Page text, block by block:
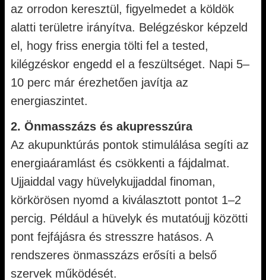
az orrodon keresztül, figyelmedet a köldök
alatti területre irányítva. Belégzéskor képzeld
el, hogy friss energia tölti fel a tested,
kilégzéskor engedd el a feszültséget. Napi 5–
10 perc már érezhetően javítja az
energiaszintet.
2. Önmasszázs és akupresszúra
Az akupunktúrás pontok stimulálása segíti az
energiaáramlást és csökkenti a fájdalmat.
Ujjaiddal vagy hüvelykujjaddal finoman,
körkörösen nyomd a kiválasztott pontot 1–2
percig. Például a hüvelyk és mutatóujj közötti
pont fejfájásra és stresszre hatásos. A
rendszeres önmasszázs erősíti a belső
szervek működését.